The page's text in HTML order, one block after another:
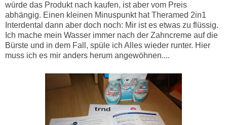
würde das Produkt nach kaufen, ist aber vom Preis
abhängig. Einen kleinen Minuspunkt hat Theramed 2in1
Interdental dann aber doch noch: Mir ist es etwas zu flüssig.
Ich mache mein Wasser immer nach der Zahncreme auf die
Bürste und in dem Fall, spüle ich Alles wieder runter. Hier
muss ich es mir anders herum angewöhnen....